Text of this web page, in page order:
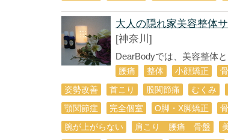
大人の隠れ家美容整
[神奈川]
DearBodyでは、美容整体
腰痛 整体 小顔矯正
姿勢改善
首こり 股関節痛 むくみ
顎関節症
完全個室 O脚・X脚矯正
腕が上がらない
肩こり 腰痛 骨盤